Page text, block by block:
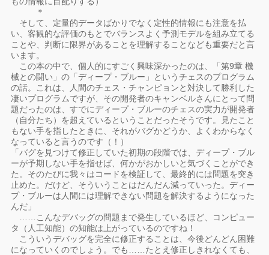
＊
そして、定量的データばかりでなく定性的情報にも注意を払
い、客観的な評価のもとでバランスよく予測モデルを組み立てる
ことや、判断に限界があることを理解することなども重要だと言
います。
この本の中で、個人的にすごく興味深かったのは、「第9章 機
械との闘い」の「ディープ・ブルー」というチェスのプログラム
の話。これは、人間のチェス・チャンピョンと対決して勝利した
凄いプログラムですが、その開発者のキャンベルさんにとって問
題だったのは、すでにディープ・ブルーのチェスの実力が開発者
（自分たち）を超えているということだったそうです。見たこと
もない手を指したときに、それがバグかどうか、よくわからなく
なっていると言うのです（！）
「バグを見つけて修正していた初期の段階では、ディープ・ブル
ーが予期しない手を指せば、何かがおかしいと気づくことができ
た。そのたびに我々はコードを検証して、最終的には問題を突き
止めた。だけど、そういうことはだんだん減っていった。ディー
プ・ブルーは人間には理解できない問題を解決するようになった
んだ」
……こんなデバッグの問題まで発生しているほど、コンピュー
タ（人工知能）の知能は上がっているのですね！
こういうデバッグを完全に修正することは、今後どんどん困難
になっていくのでしょう。でも……たとえ修正しきれなくても、